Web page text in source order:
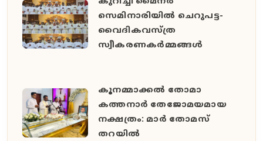
സെമിനാരിയിൽ ചെറുപട്ട-
വൈദികവസ്ത്ര
സ്വീകരണകർമ്മങ്ങൾ
കൂനമ്മാക്കൽ തോമാ
കത്തനാർ തേജോമയമായ
നക്ഷത്രം: മാർ തോമസ്
തറയിൽ